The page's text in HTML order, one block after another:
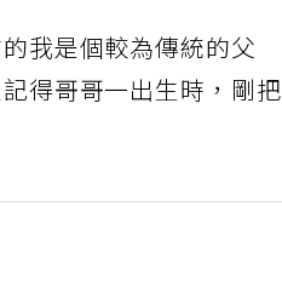
我是個較為傳統的父
得哥哥一出生時，剛把